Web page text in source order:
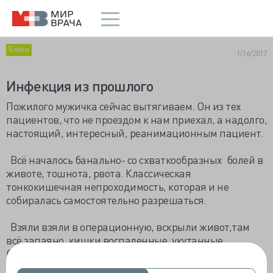
Блоги 1/16/2017
Инфекция из прошлого
Пожилого мужичка сейчас вытягиваем. Он из тех
пациентов, что не проездом к нам приехал, а надолго,
настоящий, интересный, реанимационным пациент.
Всё началось банально- со схваткообразных болей в
животе, тошнота, рвота. Классическая
тонкокишечная непроходимость, которая и не
собиралась самостоятельно разрешаться.
Взяли взяли в операционную, вскрыли живот,там
всё запаяно, кишки воспаленные, укутанные
белесоватым гнойным налетом, их будто панцирем
сковало. Медленно, но верно, сантиметр за